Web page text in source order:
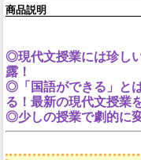
商品説明
◎現代文授業には珍し
露！
◎「国語ができる」と
る！最新の現代文授業
◎少しの授業で劇的に